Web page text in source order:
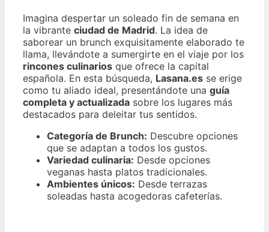
Imagina despertar un soleado fin de semana en
la vibrante ciudad de Madrid. La idea de
saborear un brunch exquisitamente elaborado te
llama, llevándote a sumergirte en el viaje por los
rincones culinarios que ofrece la capital
española. En esta búsqueda, Lasana.es se erige
como tu aliado ideal, presentándote una guía
completa y actualizada sobre los lugares más
destacados para deleitar tus sentidos.
Categoría de Brunch: Descubre opciones
que se adaptan a todos los gustos.
Variedad culinaria: Desde opciones
veganas hasta platos tradicionales.
Ambientes únicos: Desde terrazas
soleadas hasta acogedoras cafeterías.